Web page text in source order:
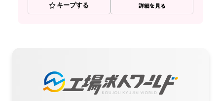
キープする 詳細を見る